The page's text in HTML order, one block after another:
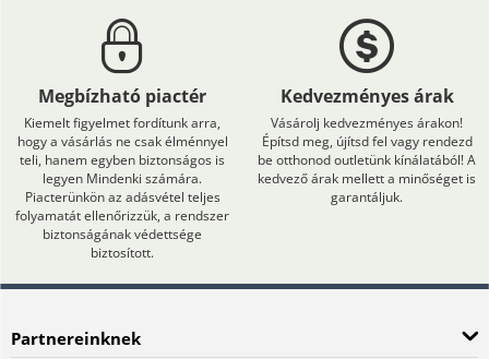
Megbízható piactér
Kiemelt figyelmet fordítunk arra,
hogy a vásárlás ne csak élménnyel
teli, hanem egyben biztonságos is
legyen Mindenki számára.
Piacterünkön az adásvétel teljes
folyamatát ellenőrizzük, a rendszer
biztonságának védettsége
biztosított.
Kedvezményes árak
Vásárolj kedvezményes árakon!
Építsd meg, újítsd fel vagy rendezd
be otthonod outletünk kínálatából! A
kedvező árak mellett a minőséget is
garantáljuk.
Partnereinknek